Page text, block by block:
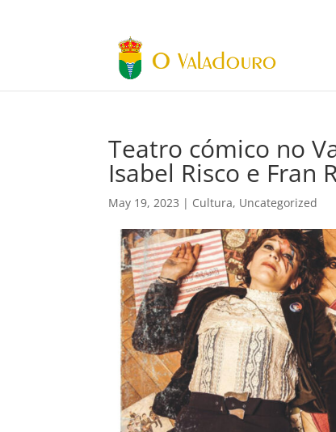
Teatro cómico no
Isabel Risco e Fran
May 19, 2023 | Cultura, Uncategorized